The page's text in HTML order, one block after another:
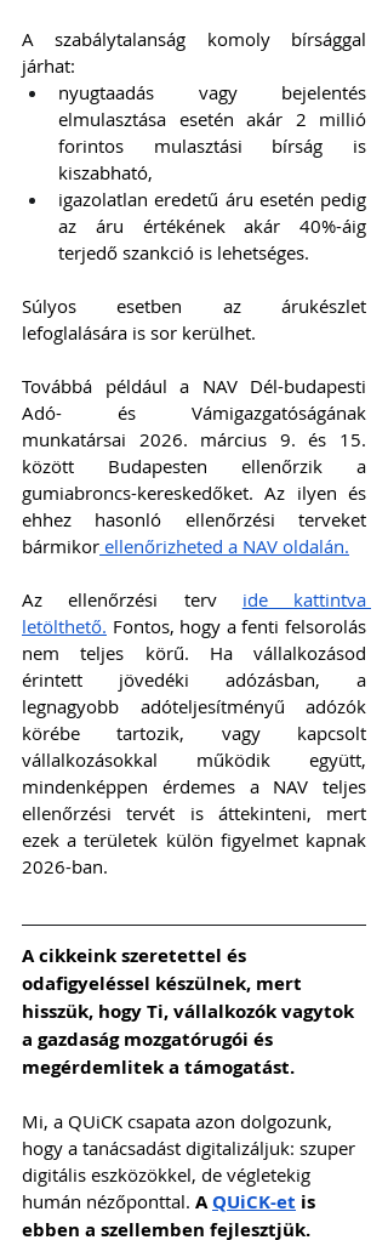
A szabálytalanság komoly bírsággal
járhat:
nyugtaadás vagy bejelentés
elmulasztása esetén akár 2 millió
forintos mulasztási bírság is
kiszabható,
igazolatlan eredetű áru esetén pedig
az áru értékének akár 40%-áig
terjedő szankció is lehetséges.
Súlyos esetben az árukészlet
lefoglalására is sor kerülhet.
Továbbá például a NAV Dél-budapesti
Adó- és Vámigazgatóságának
munkatársai 2026. március 9. és 15.
között Budapesten ellenőrzik a
gumiabroncs-kereskedőket. Az ilyen és
ehhez hasonló ellenőrzési terveket
bármikor ellenőrizheted a NAV oldalán.
Az ellenőrzési terv ide kattintva
letölthető. Fontos, hogy a fenti felsorolás
nem teljes körű. Ha vállalkozásod
érintett jövedéki adózásban, a
legnagyobb adóteljesítményű adózók
körébe tartozik, vagy kapcsolt
vállalkozásokkal működik együtt,
mindenképpen érdemes a NAV teljes
ellenőrzési tervét is áttekinteni, mert
ezek a területek külön figyelmet kapnak
2026-ban.
A cikkeink szeretettel és
odafigyeléssel készülnek, mert
hisszük, hogy Ti, vállalkozók vagytok
a gazdaság mozgatórugói és
megérdemlitek a támogatást.
Mi, a QUiCK csapata azon dolgozunk,
hogy a tanácsadást digitalizáljuk: szuper
digitális eszközökkel, de végletekig
humán nézőponttal. A QUiCK-et is
ebben a szellemben fejlesztjük.